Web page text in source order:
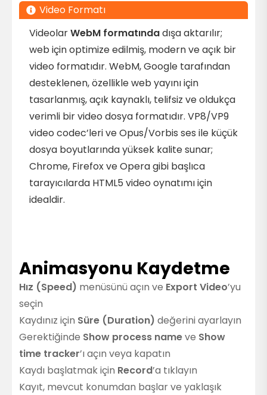
Video Formatı
VideolarWebM formatındadışa aktarılır;
web için optimize edilmiş, modern ve açık bir
video formatıdır. WebM, Google tarafından
desteklenen, özellikle web yayını için
tasarlanmış, açık kaynaklı, telifsiz ve oldukça
verimli bir video dosya formatıdır. VP8/VP9
video codec’leri ve Opus/Vorbis ses ile küçük
dosya boyutlarında yüksek kalite sunar;
Chrome, Firefox ve Opera gibi başlıca
tarayıcılarda HTML5 video oynatımı için
idealdir.
Animasyonu Kaydetme
Hız (Speed) menüsünü açın ve Export Video’yu
seçin
Kaydınız için Süre (Duration) değerini ayarlayın
Gerektiğinde Show process nameve Show
time tracker’ı açın veya kapatın
Kaydı başlatmak için Record’a tıklayın
Kayıt, mevcut konumdan başlar ve yaklaşık